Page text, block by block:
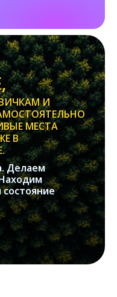
И
МЕСТА
В
Делаем